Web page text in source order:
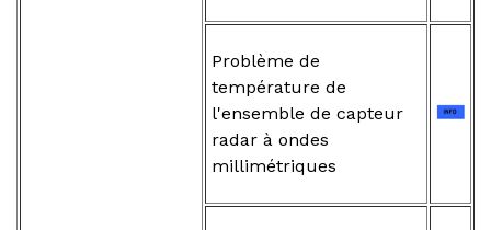
Problème de
température de
l'ensemble de capteur
radar à ondes
millimétriques